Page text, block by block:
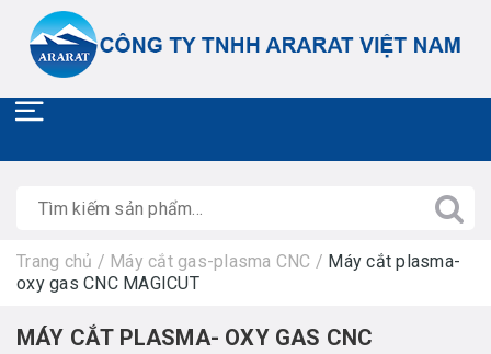
Trang chủ / Máy cắt gas-plasma CNC / Máy cắt plasma-
oxy gas CNC MAGICUT
MÁY CẮT PLASMA- OXY GAS CNC